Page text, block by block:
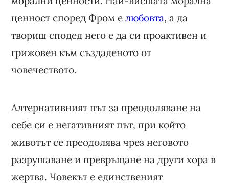
ценност според Фром елюбовта, а да
твориш сподед него е да си проактивен и
грижовен към създаденото от
човечеството.
Алтернативният път за преодоляване на
себе си е негативният път, при който
животът се преодолява чрез неговото
разрушаване и превръщане на други хора в
жертва. Човекът е единственият